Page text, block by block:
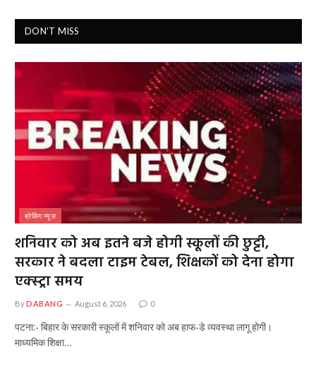
DON'T MISS
ब्रेकिंग न्यूज़
शनिवार को अब इतने बजे होगी स्कूलों की छुट्टी,
सरकार ने बदला टाइम टेबल, शिक्षकों को देना होगा
एक्स्ट्रा समय
ByDABANG August 6, 2026 0
पटना:- बिहार के सरकारी स्कूलों में शनिवार को अब हाफ-डे व्यवस्था लागू होगी।
माध्यमिक शिक्षा…